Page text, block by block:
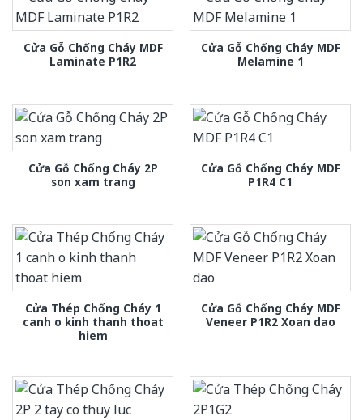
Cửa Gỗ Chống Cháy MDF
Laminate P1R2
Cửa Gỗ Chống Cháy MDF
Melamine 1
Cửa Gỗ Chống Cháy 2P
son xam trang
Cửa Gỗ Chống Cháy MDF
P1R4 C1
Cửa Thép Chống Cháy 1
canh o kinh thanh thoat
hiem
Cửa Gỗ Chống Cháy MDF
Veneer P1R2 Xoan dao